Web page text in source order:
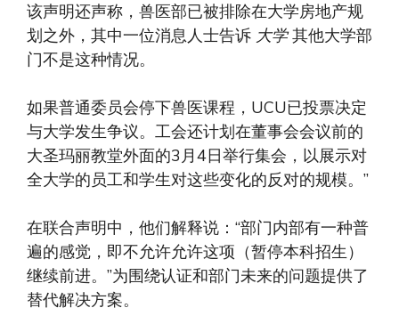
该声明还声称，兽医部已被排除在大学房地产规
划之外，其中一位消息人士告诉 大学其他大学部
门不是这种情况。
如果普通委员会停下兽医课程，UCU已投票决定
与大学发生争议。工会还计划在董事会会议前的
大圣玛丽教堂外面的3月4日举行集会，以展示对
全大学的员工和学生对这些变化的反对的规模。”
在联合声明中，他们解释说：“部门内部有一种普
遍的感觉，即不允许允许这项（暂停本科招生）
继续前进。”为围绕认证和部门未来的问题提供了
替代解决方案。